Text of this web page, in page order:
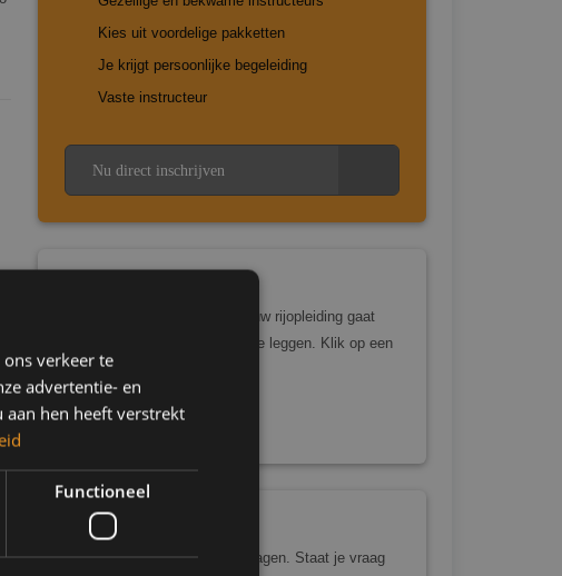
Kies uit voordelige pakketten
Je krijgt persoonlijke begeleiding
Vaste instructeur
Nu direct inschrijven
Wil je graag weten hoeveel jouw rijopleiding gaat
kosten? Dat is eenvoudig uit te leggen. Klik op een
link hieronder.
Tarieven autorijbewijs
Heb je nog vragen?
Bekijk dan de veelgestelde vragen. Staat je vraag
verkeer te
advertentie- en
hen heeft verstrekt
Functioneel